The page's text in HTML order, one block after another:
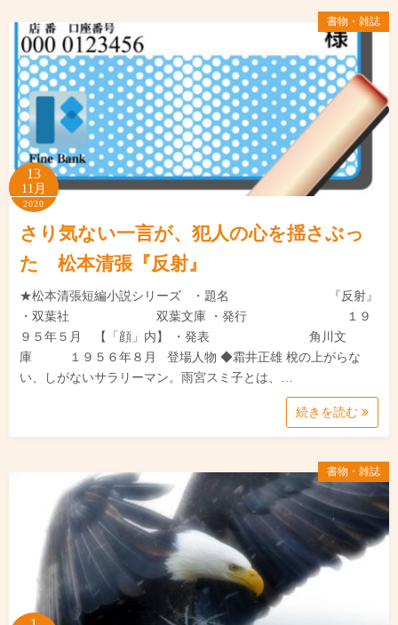
書物・雑誌
13
11月
2020
さり気ない一言が、犯人の心を揺さぶっ
た 松本清張『反射』
★松本清張短編小説シリーズ ・題名 『反射』
・双葉社 双葉文庫 ・発行 １９
９５年５月 【「顔」内】 ・発表 角川文
庫 １９５６年８月 登場人物 ◆霜井正雄 梲の上がらな
い、しがないサラリーマン。雨宮スミ子とは、…
続きを読む
書物・雑誌